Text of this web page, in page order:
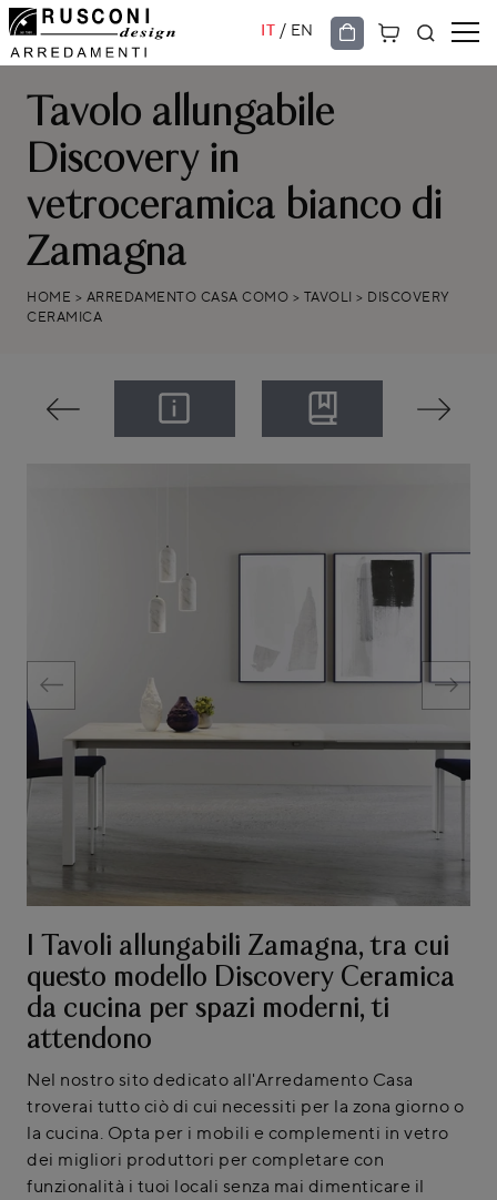
IT / EN
Tavolo allungabile
Discovery in
vetroceramica bianco di
Zamagna
HOME > ARREDAMENTO CASA COMO > TAVOLI > DISCOVERY
CERAMICA
I Tavoli allungabili Zamagna, tra cui
questo modello Discovery Ceramica
da cucina per spazi moderni, ti
attendono
Nel nostro sito dedicato all'Arredamento Casa
troverai tutto ciò di cui necessiti per la zona giorno o
la cucina. Opta per i mobili e complementi in vetro
dei migliori produttori per completare con
funzionalità i tuoi locali senza mai dimenticare il